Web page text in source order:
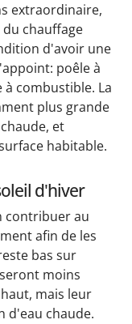
extraordinaire,
chauffage
d'avoir une
poêle à
à combustible. La
plus grande
et
habitable.
d'hiver
contribuer au
afin de les
bas sur
moins
mais leur
d'eau chaude.